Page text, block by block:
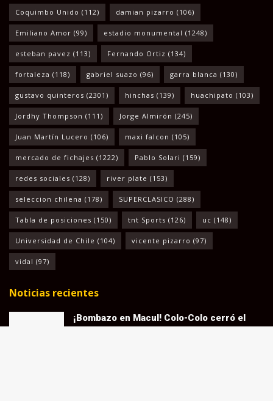
Coquimbo Unido (112) damian pizarro (106)
Emiliano Amor (99) estadio monumental (1248)
esteban pavez (113) Fernando Ortiz (134)
fortaleza (118) gabriel suazo (96) garra blanca (130)
gustavo quinteros (2301) hinchas (139) huachipato (103)
Jordhy Thompson (111) Jorge Almirón (245)
Juan Martín Lucero (106) maxi falcon (105)
mercado de fichajes (1222) Pablo Solari (159)
redes sociales (128) river plate (153)
seleccion chilena (178) SUPERCLASICO (288)
Tabla de posiciones (150) tnt Sports (126) uc (148)
Universidad de Chile (104) vicente pizarro (97)
vidal (97)
Noticias recientes
¡Bombazo en Macul! Colo-Colo cerró el